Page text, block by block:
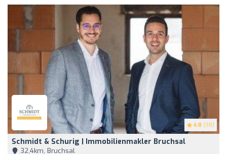
4.8 (98)
Schmidt & Schurig | Immobilienmakler Bruchsal
32,4km, Bruchsal